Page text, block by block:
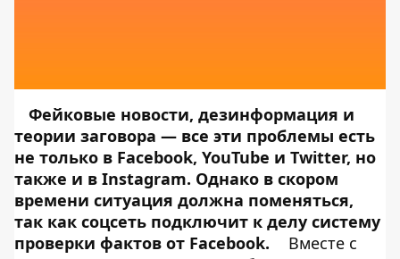
Фейковые новости, дезинформация и
теории заговора — все эти проблемы есть
не только в Facebook, YouTube и Twitter, но
также и в Instagram. Однако в скором
времени ситуация должна поменяться,
так как соцсеть подключит к делу систему
проверки фактов от Facebook.
Вместе с